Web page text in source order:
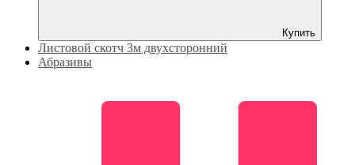
Купить
Листовой скотч 3м двухсторонний
Абразивы